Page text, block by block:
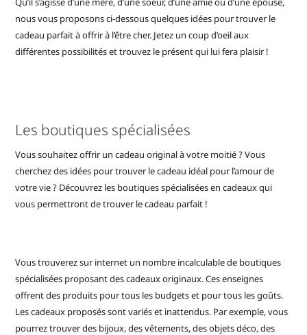
nous vous proposons ci-dessous quelques idées pour trouver le
cadeau parfait à offrir à l’être cher. Jetez un coup d’oeil aux
différentes possibilités et trouvez le présent qui lui fera plaisir !
Les boutiques spécialisées
Vous souhaitez offrir un cadeau original à votre moitié ? Vous
cherchez des idées pour trouver le cadeau idéal pour l’amour de
votre vie ? Découvrez les boutiques spécialisées en cadeaux qui
vous permettront de trouver le cadeau parfait !
Vous trouverez sur internet un nombre incalculable de boutiques
spécialisées proposant des cadeaux originaux. Ces enseignes
offrent des produits pour tous les budgets et pour tous les goûts.
Les cadeaux proposés sont variés et inattendus. Par exemple, vous
pourrez trouver des bijoux, des vêtements, des objets déco, des